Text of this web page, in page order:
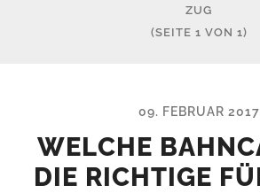
ZUG
(SEITE 1 VON 1)
09. FEBRUAR 2017
WELCHE
DIE RICHTIGE